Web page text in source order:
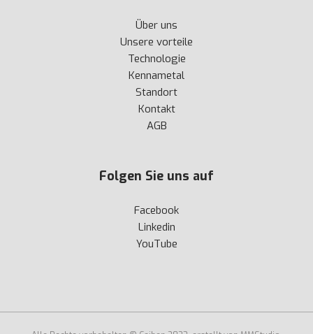
Über uns
Unsere vorteile
Technologie
Kennametal
Standort
Kontakt
AGB
Folgen Sie uns auf
Facebook
Linkedin
YouTube